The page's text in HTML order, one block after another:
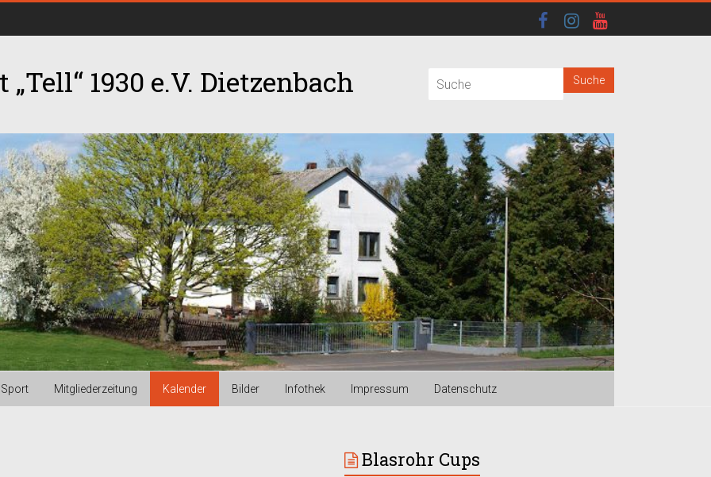
1930 e.V. Dietzenbach
Sport Mitgliederzeitung Kalender Bilder Infothek Impressum Datenschutz
Blasrohr Cups